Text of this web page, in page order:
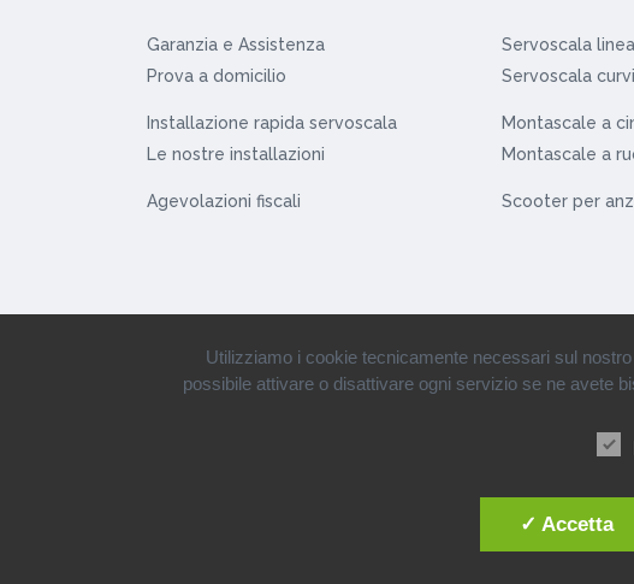
Garanzia e Assistenza
Prova a domicilio
Installazione rapida servoscala
Le nostre installazioni
Agevolazioni fiscali
Servoscala
Servoscala
Montascale a
Montascale a
Scooter per
Utilizziamo i cookie tecnicamente necessari sul
possibile attivare o disattivare ogni servizio se ne avete
✓ Accetta